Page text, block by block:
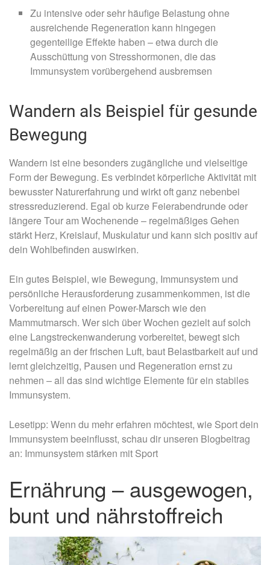
Zu intensive oder sehr häufige Belastung ohne
ausreichende Regeneration kann hingegen
gegenteilige Effekte haben – etwa durch die
Ausschüttung von Stresshormonen, die das
Immunsystem vorübergehend ausbremsen
Wandern als Beispiel für gesunde
Bewegung
Wandern ist eine besonders zugängliche und vielseitige
Form der Bewegung. Es verbindet körperliche Aktivität mit
bewusster Naturerfahrung und wirkt oft ganz nebenbei
stressreduzierend. Egal ob kurze Feierabendrunde oder
längere Tour am Wochenende – regelmäßiges Gehen
stärkt Herz, Kreislauf, Muskulatur und kann sich positiv auf
dein Wohlbefinden auswirken.
Ein gutes Beispiel, wie Bewegung, Immunsystem und
persönliche Herausforderung zusammenkommen, ist die
Vorbereitung auf einen Power-Marsch wie den
Mammutmarsch. Wer sich über Wochen gezielt auf solch
eine Langstreckenwanderung vorbereitet, bewegt sich
regelmäßig an der frischen Luft, baut Belastbarkeit auf und
lernt gleichzeitig, Pausen und Regeneration ernst zu
nehmen – all das sind wichtige Elemente für ein stabiles
Immunsystem.
Lesetipp: Wenn du mehr erfahren möchtest, wie Sport dein
Immunsystem beeinflusst, schau dir unseren Blogbeitrag
an: Immunsystem stärken mit Sport
Ernährung – ausgewogen,
bunt und nährstoffreich